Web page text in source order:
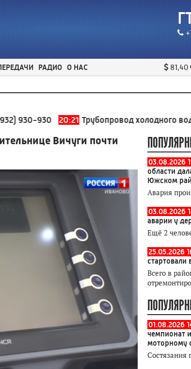
РАДИО О НАС 81,40
20:21 Трубопровод холодного
Вичуги почти
03.08.2026
области
Южском
Авария
03.08.2026
аварии у
Ещё 2
25.05.2026
стартовали
Всего в
01.08.2026
чемпионат
моторному
Состязания